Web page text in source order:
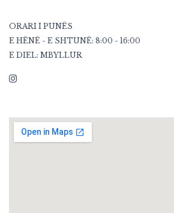
ORARI I PUNËS
E HËNË - E SHTUNË: 8:00 - 16:00
E DIEL: MBYLLUR